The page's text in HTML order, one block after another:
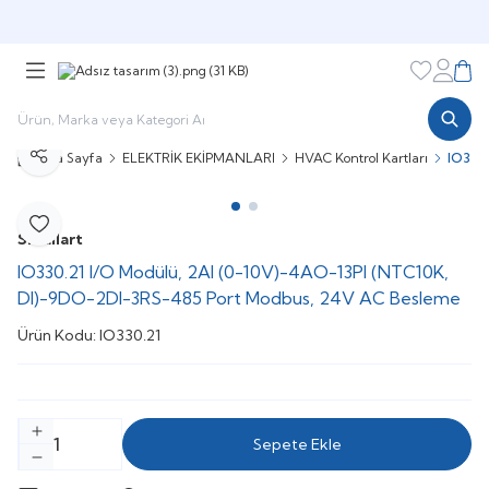
Favorilerim
Ana Sayfa ELEKTRİK EKİPMANLARI HVAC Kontrol Kartları
Favoriye Ekle
Paylaş
Smallart
IO330.21 I/O Modülü, 2AI (0-10V)-4AO-13PI (NTC10K,
DI)-9DO-2DI-3RS-485 Port Modbus, 24V AC Besleme
Ürün Kodu: IO330.21
Sepete Ekle